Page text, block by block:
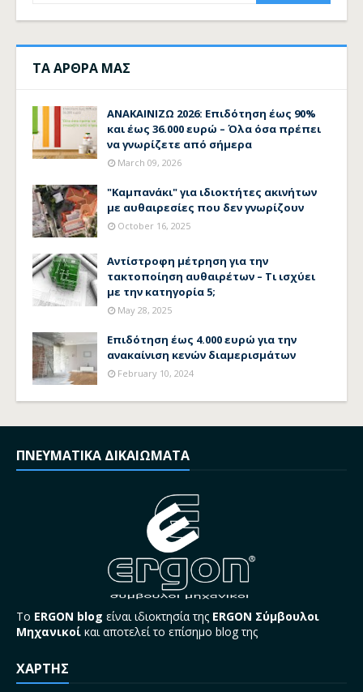
ΤΑ ΑΡΘΡΑ ΜΑΣ
ΑΝΑΚΑΙΝΙΖΩ 2026: Επιδότηση έως 90%
και έως 36.000 ευρώ – Όλα όσα πρέπει
να γνωρίζετε από σήμερα
March 09, 2026
"Καμπανάκι" για ιδιοκτήτες ακινήτων
με αυθαιρεσίες που δεν γνωρίζουν
October 16, 2025
Αντίστροφη μέτρηση για την
τακτοποίηση αυθαιρέτων – Τι ισχύει
με την κατηγορία 5;
May 28, 2025
Επιδότηση έως 4.000 ευρώ για την
ανακαίνιση κενών διαμερισμάτων
February 10, 2024
ΠΝΕΥΜΑΤΙΚΑ ΔΙΚΑΙΩΜΑΤΑ
Το ERGON blog είναι ιδιοκτησία της ERGON Σύμβουλοι
Μηχανικοί και αποτελεί το επίσημο blog της
ΧΑΡΤΗΣ